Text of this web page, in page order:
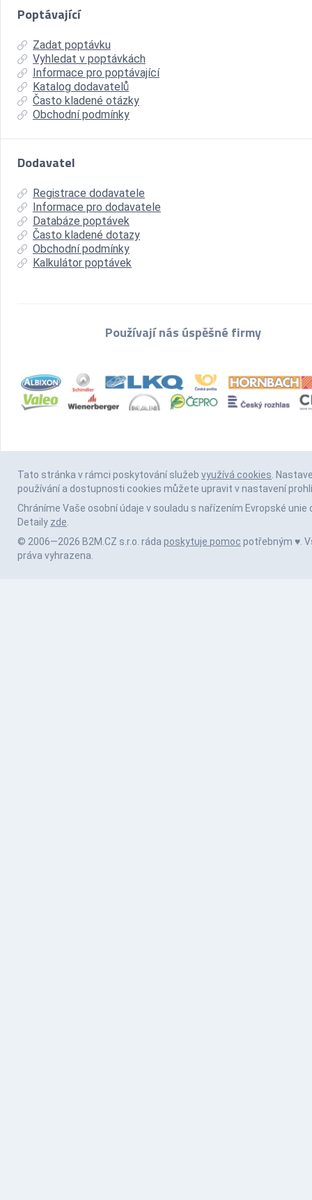
Poptávající
Zadat poptávku
Vyhledat v poptávkách
Informace pro poptávající
Katalog dodavatelů
Často kladené otázky
Obchodní podmínky
Dodavatel
Registrace dodavatele
Informace pro dodavatele
Databáze poptávek
Často kladené dotazy
Obchodní podmínky
Kalkulátor poptávek
Používají nás úspěšné firmy
Tato stránka v rámci poskytování služeb využívá cookies.
používání a dostupnosti cookies můžete upravit v nastavení
Chráníme Vaše osobní údaje v souladu s nařízením Evropské unie
Detaily zde.
© 2006—2026 B2M.CZ s.r.o. ráda poskytuje pomoc potřebným ♥️.
práva vyhrazena.